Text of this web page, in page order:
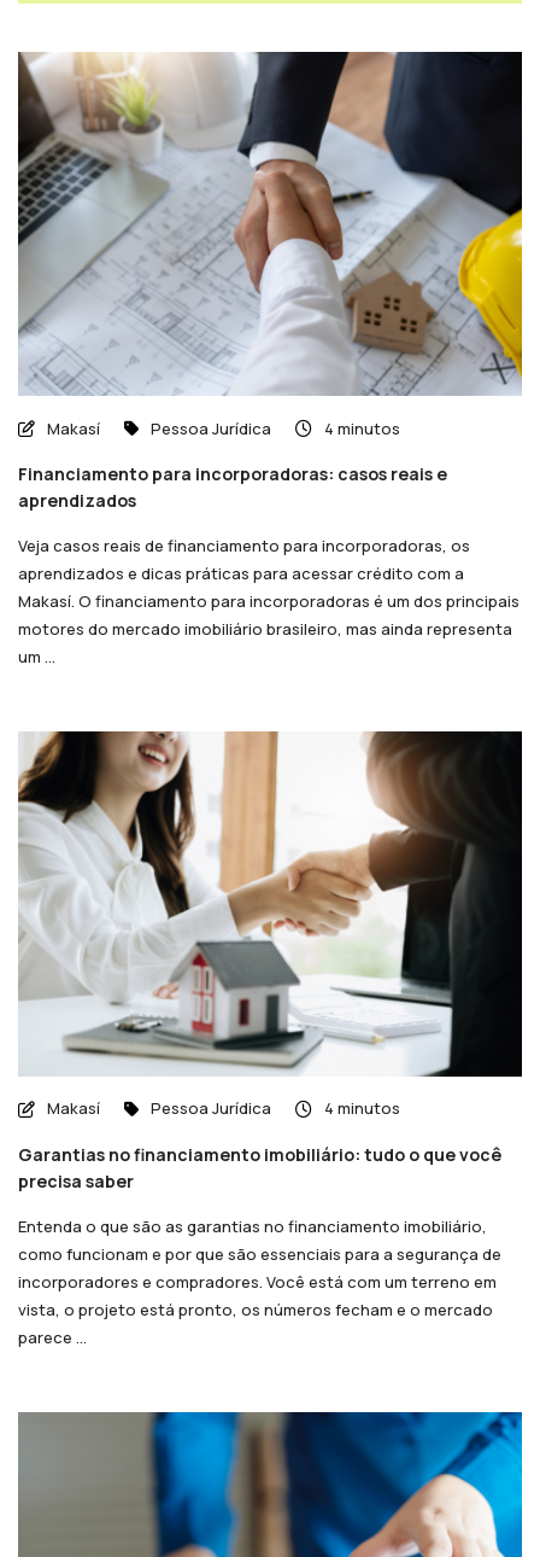
Makasí Pessoa Jurídica 4 minutos
Financiamento para incorporadoras: casos reais e
aprendizados
Veja casos reais de financiamento para incorporadoras, os
aprendizados e dicas práticas para acessar crédito com a
Makasí. O financiamento para incorporadoras é um dos principais
motores do mercado imobiliário brasileiro, mas ainda representa
um ...
Makasí Pessoa Jurídica 4 minutos
Garantias no financiamento imobiliário: tudo o que você
precisa saber
Entenda o que são as garantias no financiamento imobiliário,
como funcionam e por que são essenciais para a segurança de
incorporadores e compradores. Você está com um terreno em
vista, o projeto está pronto, os números fecham e o mercado
parece ...